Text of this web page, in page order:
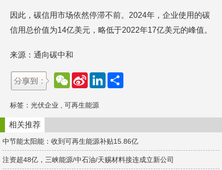
因此，碳信用市场依然停滞不前。2024年，企业使用的碳
信用总价值为14亿美元，略低于2022年17亿美元的峰值。
来源：通向碳中和
W
e
a
t
S
a
W
e
b
o
L
d
n
标签： 光伏企业 可再生能源
相关推荐
中节能太阳能：收到可再生能源补贴15.86亿
注资超48亿，三峡能源/中石油/天赐材料接连成立新公司